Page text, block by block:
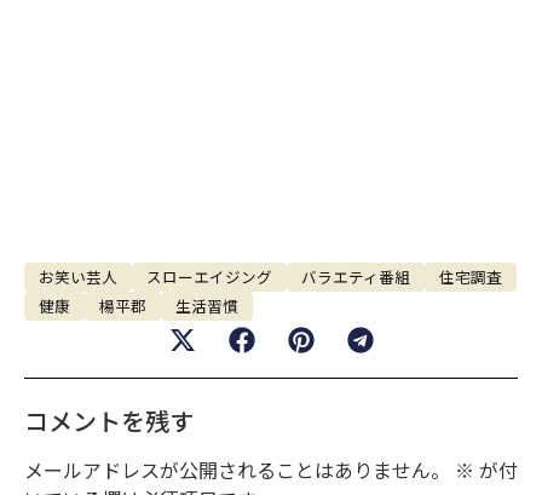
お笑い芸人 スローエイジング バラエティ番組
住宅調査
健康
楊平郡 生活習慣
コメントを残す
メールアドレスが公開されることはありません。 ※ が付